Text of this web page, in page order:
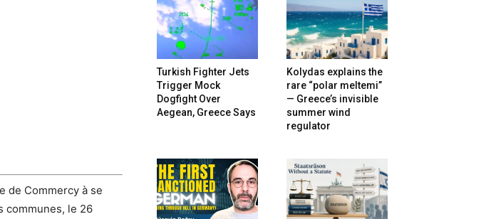
de Commercy à se
communes, le 26
Turkish Fighter Jets
Trigger Mock
Dogfight Over
Aegean, Greece Says
Kolydas explains the
rare “polar meltemi”
— Greece’s invisible
summer wind
regulator